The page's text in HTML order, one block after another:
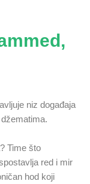
niz događaja
Time što
red i mir
hod koji